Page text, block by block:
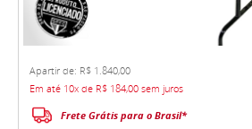
Apartir de: R$ 1.840,00
Em até 10x de R$ 184,00 sem juros
Frete Grátis para o Brasil*